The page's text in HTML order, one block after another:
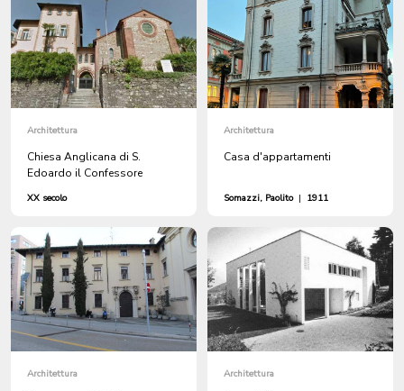
Architettura
Chiesa Anglicana di S.
Edoardo il Confessore
XX secolo
Architettura
Casa d'appartamenti
Somazzi, Paolito | 1911
Architettura Architettura